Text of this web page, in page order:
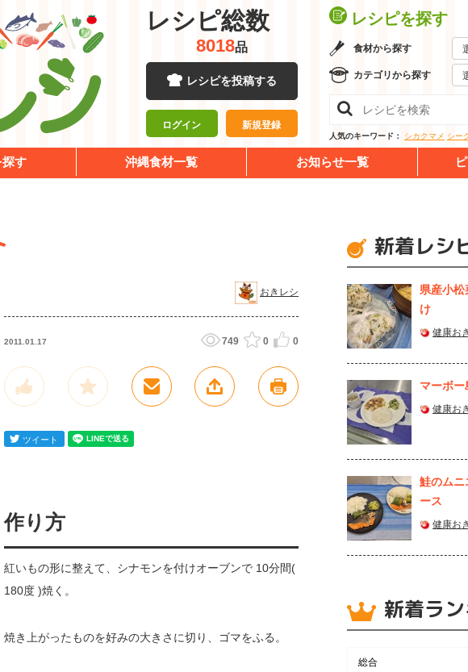
レシピ総数
8018品
レシピを投稿する
ログイン 新規登録
レシピを探す
食材から探す
カテゴリから探す
人気のキーワード： シカクマメ シー
探す 沖縄食材一覧 お知らせ一覧
おきレシ
2011.01.17 749 0 0
作り方
紅いもの形に整えて、シナモンを付けオーブンで 10分間(
180度 )焼く。
焼き上がったものを好みの大きさに切り、ゴマをふる。
新着レシ
県産⼩
け
健康お
マーボー
健康お
鮭のムニ
ース
健康お
新着ラ